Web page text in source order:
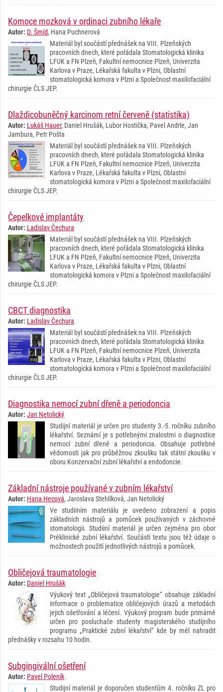
Komoce mozková v ordinaci zubního lékaře
Autor: D. Šmíd, Hana Puchnerová
Materiál byl součástí přednášek na VIII. Plzeňských
pracovních dnech, které pořádala Stomatologická klinika
LFUK a FN Plzeň, Fakultní nemocnice Plzeň, Univerzita
Karlova v Praze, Lékařská fakulta v Plzni, Oblastní
stomatologická komora v Plzni a Společnost maxilofaciální
chirurgie ČLS JEP.
Dlaždicobuněčný karcinom retní červeně (statistika)
Autor: Lukáš Hauer, Daniel Hrušák, Lubor Hostička, Pavel Andrle, Jan
Jambura, Petr Pošta
Materiál byl součástí přednášek na VIII. Plzeňských
pracovních dnech, které pořádala Stomatologická klinika
LFUK a FN Plzeň, Fakultní nemocnice Plzeň, Univerzita
Karlova v Praze, Lékařská fakulta v Plzni, Oblastní
stomatologická komora v Plzni a Společnost maxilofaciální
chirurgie ČLS JEP.
Čepelkové implantáty
Autor: Ladislav Čechura
Materiál byl součástí přednášek na VIII. Plzeňských
pracovních dnech, které pořádala Stomatologická klinika
LFUK a FN Plzeň, Fakultní nemocnice Plzeň, Univerzita
Karlova v Praze, Lékařská fakulta v Plzni, Oblastní
stomatologická komora v Plzni a Společnost maxilofaciální
chirurgie ČLS JEP.
CBCT diagnostika
Autor: Ladislav Čechura
Materiál byl součástí přednášek na VIII. Plzeňských
pracovních dnech, které pořádala Stomatologická klinika
LFUK a FN Plzeň, Fakultní nemocnice Plzeň, Univerzita
Karlova v Praze, Lékařská fakulta v Plzni, Oblastní
stomatologická komora v Plzni a Společnost maxilofaciální
chirurgie ČLS JEP.
Diagnostika nemocí zubní dřeně a periodoncia
Autor: Jan Netolický
Studijní materiál je určen pro studenty 3.-5. ročníku zubního
lékařství. Seznámí je s potřebnými znalostmi o diagnostice
nemocí zubní dřeně a periodoncia. Obsahuje potřebné
vědomosti jak pro průběžnou zkoušku tak státní zkoušku v
oboru Konzervační zubní lékařství a endodoncie.
Základní nástroje používané v zubním lékařství
Autor: Hana Hecová, Jaroslava Stehlíková, Jan Netolický
Ve studiiním materiálu je uvedeno zobrazení a popis
základních nástrojů a pomůcek používaných v záchovné
stomatologii. Studiiní materiál je určen zejména pro obor
Préklinické zubní lékařství. Součástí textu jsou též údaje o
možnostech použití jednotlivých nástrojů a pomůcek.
Obličejová traumatologie
Autor: Daniel Hrušák
Výukový text „Obličejová traumatologie“ obsahuje základní
informace o problematice obličejových úrazů a metodách
jejich ošetřování a léčení. Výukový program bude primárně
určen pro posluchače studenty magisterského studijního
programu „Praktické zubní lékařství“ kde by měl nahradit
přednášky v rozsahu 10 hodin.
Subgingivální ošetření
Autor: Pavel Poleník
Studijní materiál je doporučen studentům 4. ročníku ZL pro